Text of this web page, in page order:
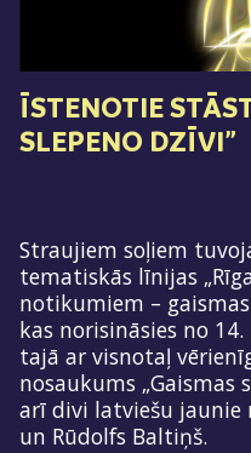
ĪSTENOTIE
SLEPENO DZĪVI”
Straujiem soļiem
tematiskās līnijas
notikumiem – gaismas
kas norisināsies no
tajā ar visnotaļ
nosaukums „Gaismas
arī divi latviešu jaunie
un Rūdolfs Baltiņš.